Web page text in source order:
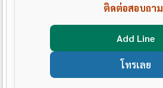
ติดต่อสอบถาม
Add Line
โทรเลย